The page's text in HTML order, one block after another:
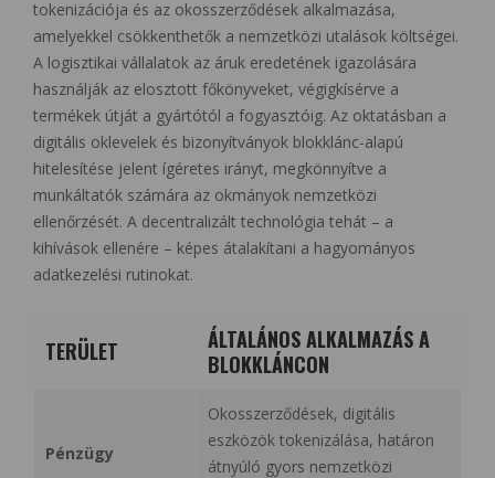
tokenizációja és az okosszerződések alkalmazása,
amelyekkel csökkenthetők a nemzetközi utalások költségei.
A logisztikai vállalatok az áruk eredetének igazolására
használják az elosztott főkönyveket, végigkísérve a
termékek útját a gyártótól a fogyasztóig. Az oktatásban a
digitális oklevelek és bizonyítványok blokklánc-alapú
hitelesítése jelent ígéretes irányt, megkönnyítve a
munkáltatók számára az okmányok nemzetközi
ellenőrzését. A decentralizált technológia tehát – a
kihívások ellenére – képes átalakítani a hagyományos
adatkezelési rutinokat.
TERÜLET
ÁLTALÁNOS ALKALMAZÁS A
BLOKKLÁNCON
Pénzügy
Okosszerződések, digitális
eszközök tokenizálása, határon
átnyúló gyors nemzetközi